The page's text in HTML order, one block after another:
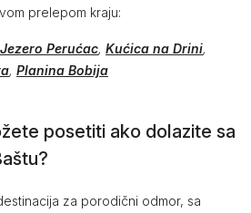
prelepom kraju:
Jezero Perućac, Kućica na Drini,
, Planina Bobija
posetiti ako dolazite sa
za porodični odmor, sa